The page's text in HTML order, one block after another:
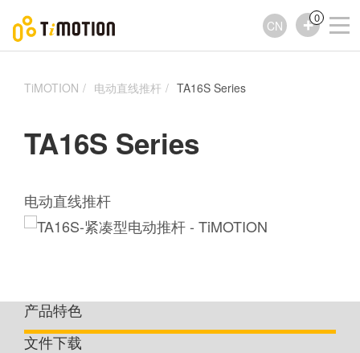
CN
0
TiMOTION 电动直线推杆 TA16S Series
TA16S Series
电动直线推杆
产品特色
文件下载